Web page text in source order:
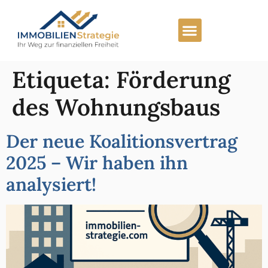
Etiqueta: Förderung
des Wohnungsbaus
Der neue Koalitionsvertrag
2025 – Wir haben ihn
analysiert!